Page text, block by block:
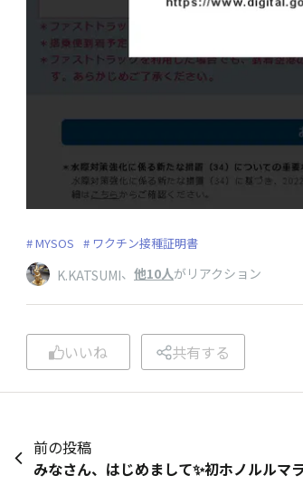
MYSOS ワクチン接種証明書
K.KATSUMI、 他10人がリアクション
いいね 共有する
前の投稿